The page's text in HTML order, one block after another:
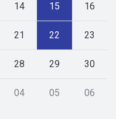
14 15 16
21 22 23
28 29 30
04 05 06